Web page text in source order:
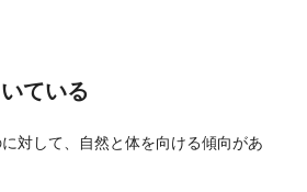
ている
対して、自然と体を向ける傾向があ